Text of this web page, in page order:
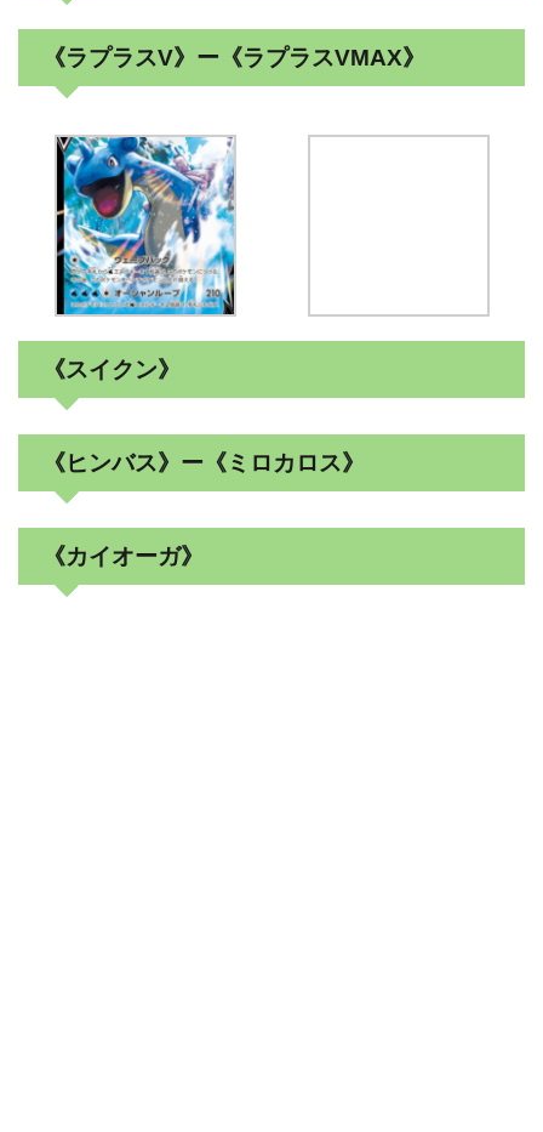
《ラプラスV》ー《ラプラスVMAX》
《スイクン》
《ヒンバス》ー《ミロカロス》
《カイオーガ》